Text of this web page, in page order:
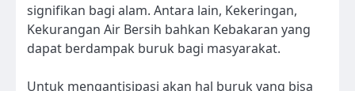
signifikan bagi alam. Antara lain, Kekeringan,
Kekurangan Air Bersih bahkan Kebakaran yang
dapat berdampak buruk bagi masyarakat.
Untuk mengantisipasi akan hal buruk yang bisa